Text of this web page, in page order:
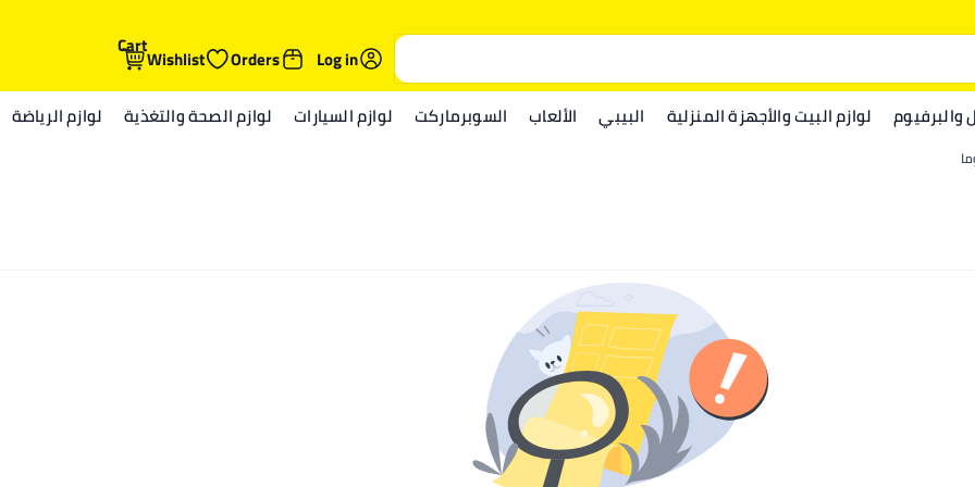
Log in
Orders
Wishlist
Cart
والبرفيوم لوازم البيت والأجهزة المنزلية البيبي الألعاب السوبرماركت لوازم السيارات لوازم الصحة والتغذية لوازم الرياضة